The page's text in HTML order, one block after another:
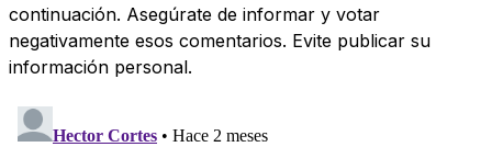
continuación. Asegúrate de informar y votar
negativamente esos comentarios. Evite publicar su
información personal.